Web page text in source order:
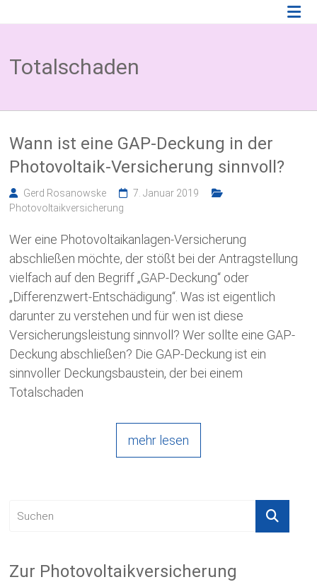
Inhalt
Wissenswertes
Photovoltaikversicherung,
und
Versicherung
Totalschaden
Wann ist eine GAP-Deckung in der
Photovoltaik-Versicherung sinnvoll?
Gerd Rosanowske
7. Januar 2019
Photovoltaikversicherung
Wer eine Photovoltaikanlagen-Versicherung
abschließen möchte, der stößt bei der Antragstellung
vielfach auf den Begriff „GAP-Deckung“ oder
„Differenzwert-Entschädigung“. Was ist eigentlich
darunter zu verstehen und für wen ist diese
Versicherungsleistung sinnvoll? Wer sollte eine GAP-
Deckung abschließen? Die GAP-Deckung ist ein
sinnvoller Deckungsbaustein, der bei einem
Totalschaden
mehr lesen
Zur Photovoltaikversicherung